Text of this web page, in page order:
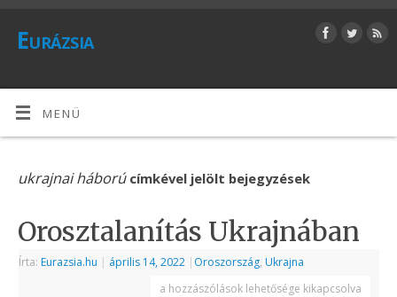
Eurázsia
MENÜ
ukrajnai háborúcímkével jelölt bejegyzések
Orosztalanítás Ukrajnában
Írta: Eurazsia.hu | április 14, 2022 | Oroszország, Ukrajna
a hozzászólások lehetősége kikapcsolva